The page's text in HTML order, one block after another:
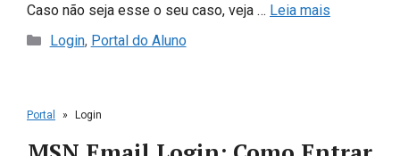
Caso não seja esse o seu caso, veja … Leia mais
Categorias
Login, Portal do Aluno
Portal » Login